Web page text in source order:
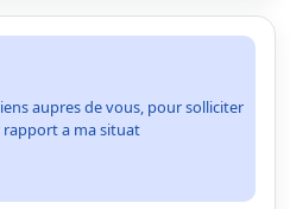
aupres de vous, pour solliciter
rapport a ma situat